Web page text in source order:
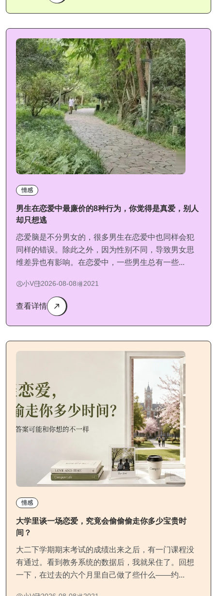
情感
男生在恋爱中最廉价的8种行为，你觉得是真爱，别人
却只想逃
恋爱脑是不分男女的，很多男生在恋爱中也同样会犯
同样的错误。除此之外，因为性别不同，导致男女思
维差异也有影响。在恋爱中，一些男生总有一些...
小V 2026-08-08 2021
查看详情
情感
大学里谈一场恋爱，究竟会偷偷偷走你多少宝贵时
间？
大二下学期期末考试的成绩出来之后，有一门课程没
有通过。看到教务系统的数据后，我就呆住了。回想
一下，在过去的六个月里自己做了些什么——约...